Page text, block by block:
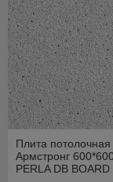
Плита потолочная
Армстронг
PERLA DB BOARD